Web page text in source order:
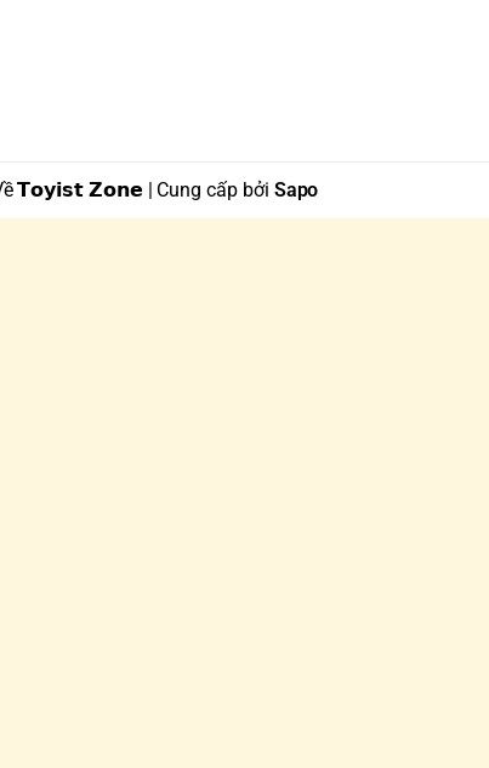
𝗧𝗼𝘆𝗶𝘀𝘁 𝗭𝗼𝗻𝗲 | Cung cấp bởi Sapo